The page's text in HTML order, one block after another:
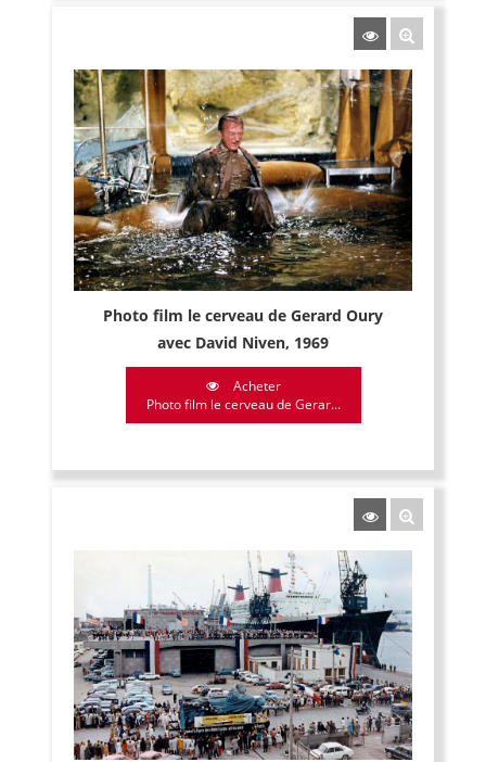
Photo film le cerveau de Gerard Oury
avec David Niven, 1969
Acheter
Photo film le cerveau de Gerar...